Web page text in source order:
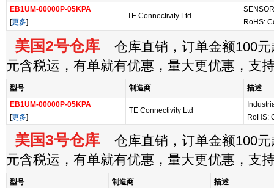
EB1UM-00000P-05KPA
[更多]
TE Connectivity Ltd
RoHS:
美国2号仓库 仓库直销，订单金额100元
元含税运，有单就有优惠，量大更优惠，支
型号 制造商
描述
EB1UM-00000P-05KPA
[更多]
TE Connectivity Ltd
RoHS:
美国3号仓库 仓库直销，订单金额100元
元含税运，有单就有优惠，量大更优惠，支
型号 制造商 描述